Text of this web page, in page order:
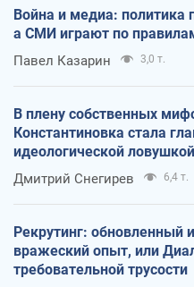
Война и медиа: политика
а СМИ играют по
Павел Казарин 3,0 т.
В плену собственных
Константиновка стала
идеологической
оккупантов
Дмитрий Снегирев 6,4 т.
Рекрутинг: обновленный
вражеский опыт, или
требовательной трусости